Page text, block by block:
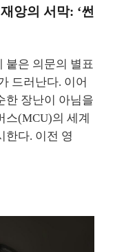
앙의 서막: ‘썬
붙은 의문의 별표
드러난다. 이어
한 장난이 아님을
스(MCU)의 세계
한다. 이전 영